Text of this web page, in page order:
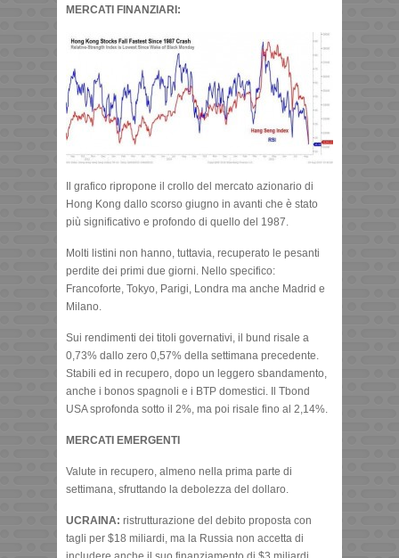
MERCATI FINANZIARI:
Il grafico ripropone il crollo del mercato azionario di
Hong Kong dallo scorso giugno in avanti che è stato
più significativo e profondo di quello del 1987.
Molti listini non hanno, tuttavia, recuperato le pesanti
perdite dei primi due giorni. Nello specifico:
Francoforte, Tokyo, Parigi, Londra ma anche Madrid e
Milano.
Sui rendimenti dei titoli governativi, il bund risale a
0,73% dallo zero 0,57% della settimana precedente.
Stabili ed in recupero, dopo un leggero sbandamento,
anche i bonos spagnoli e i BTP domestici. Il Tbond
USA sprofonda sotto il 2%, ma poi risale fino al 2,14%.
MERCATI EMERGENTI
Valute in recupero, almeno nella prima parte di
settimana, sfruttando la debolezza del dollaro.
UCRAINA: ristrutturazione del debito proposta con
tagli per $18 miliardi, ma la Russia non accetta di